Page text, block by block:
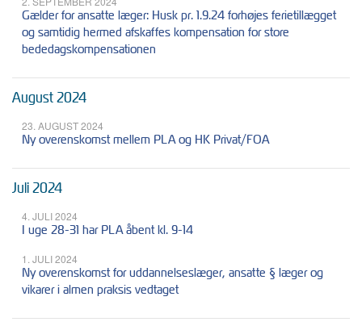
Gælder for ansatte læger: Husk pr. 1.9.24 forhøjes ferietillægget
og samtidig hermed afskaffes kompensation for store
bededagskompensationen
August 2024
23. AUGUST 2024
Ny overenskomst mellem PLA og HK Privat/FOA
Juli 2024
4. JULI 2024
I uge 28-31 har PLA åbent kl. 9-14
1. JULI 2024
Ny overenskomst for uddannelseslæger, ansatte § læger og
vikarer i almen praksis vedtaget